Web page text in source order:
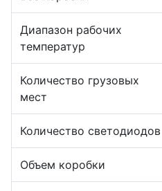
Диапазон рабочих
температур
Количество грузовых
мест
Количество светодиодов
Объем коробки